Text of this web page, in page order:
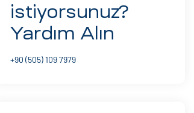
istiyorsunuz?
Yardım Alın
+90 (505) 109 7979